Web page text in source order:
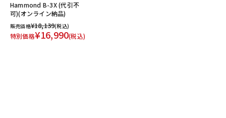
Hammond B-3X (代引不
可)(オンライン納品)
販売価格¥18,139(税込)
特別価格¥16,990(税込)